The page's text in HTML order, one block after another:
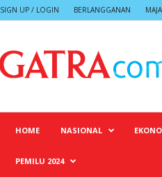
SIGN UP / LOGIN BERLANGGANAN
HOME NASIONAL
PEMILU 2024